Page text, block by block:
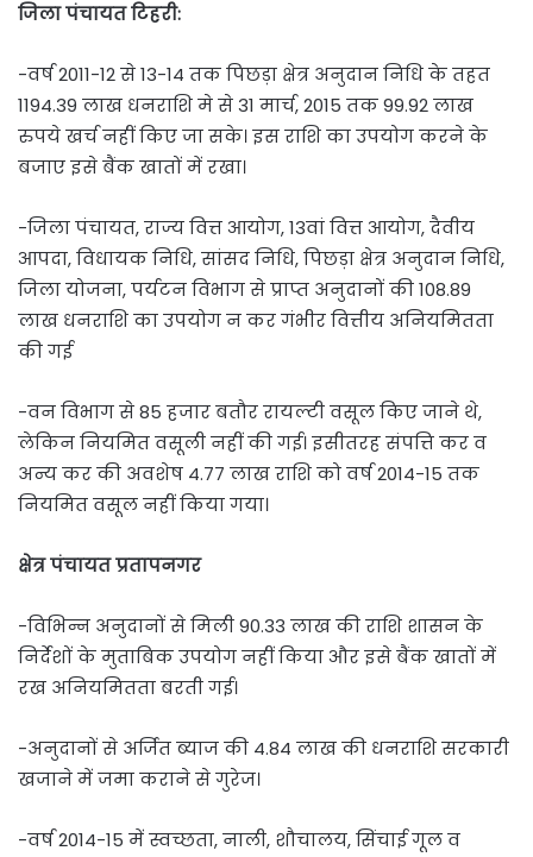
जिला पंचायत टिहरी:
-वर्ष 2011-12 से 13-14 तक पिछड़ा क्षेत्र अनुदान निधि के तहत
1194.39 लाख धनराशि मे से 31 मार्च, 2015 तक 99.92 लाख
रुपये खर्च नहीं किए जा सके। इस राशि का उपयोग करने के
बजाए इसे बैंक खातों में रखा।
-जिला पंचायत, राज्य वित्त आयोग, 13वां वित्त आयोग, दैवीय
आपदा, विधायक निधि, सांसद निधि, पिछड़ा क्षेत्र अनुदान निधि,
जिला योजना, पर्यटन विभाग से प्राप्त अनुदानों की 108.89
लाख धनराशि का उपयोग न कर गंभीर वित्तीय अनियमितता
की गई
-वन विभाग से 85 हजार बतौर रायल्टी वसूल किए जाने थे,
लेकिन नियमित वसूली नहीं की गई। इसीतरह संपत्ति कर व
अन्य कर की अवशेष 4.77 लाख राशि को वर्ष 2014-15 तक
नियमित वसूल नहीं किया गया।
क्षेत्र पंचायत प्रतापनगर
-विभिन्न अनुदानों से मिली 90.33 लाख की राशि शासन के
निर्देशों के मुताबिक उपयोग नहीं किया और इसे बैंक खातों में
रख अनियमितता बरती गई।
-अनुदानों से अर्जित ब्याज की 4.84 लाख की धनराशि सरकारी
खजाने में जमा कराने से गुरेज।
-वर्ष 2014-15 में स्वच्छता, नाली, शौचालय, सिंचाई गूल व